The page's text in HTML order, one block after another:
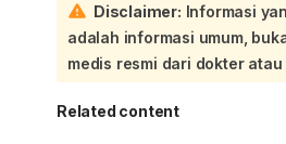
Disclaimer: Informasi
adalah informasi umum,
medis resmi dari dokter atau
Related content